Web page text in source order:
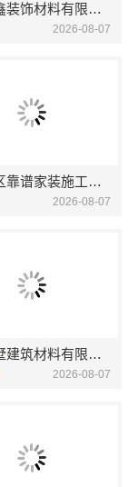
绍兴卓鑫装饰材料有限公司柯桥区专业靠谱装修施工队
2026-08-07
佛山市区靠谱家装施工选佛山市雅居美家建筑装饰工程有限公司
2026-08-07
重庆御墅建筑材料有限公司巴南免拆模板造价预算
2026-08-07